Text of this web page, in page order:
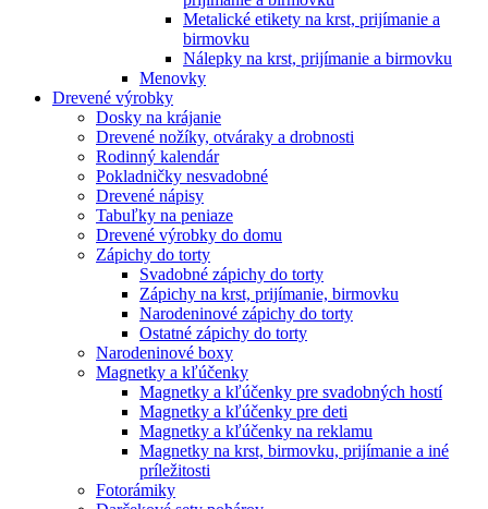
Metalické etikety na krst, prijímanie a
birmovku
Nálepky na krst, prijímanie a birmovku
Menovky
Drevené výrobky
Dosky na krájanie
Drevené nožíky, otváraky a drobnosti
Rodinný kalendár
Pokladničky nesvadobné
Drevené nápisy
Tabuľky na peniaze
Drevené výrobky do domu
Zápichy do torty
Svadobné zápichy do torty
Zápichy na krst, prijímanie, birmovku
Narodeninové zápichy do torty
Ostatné zápichy do torty
Narodeninové boxy
Magnetky a kľúčenky
Magnetky a kľúčenky pre svadobných hostí
Magnetky a kľúčenky pre deti
Magnetky a kľúčenky na reklamu
Magnetky na krst, birmovku, prijímanie a iné
príležitosti
Fotorámiky